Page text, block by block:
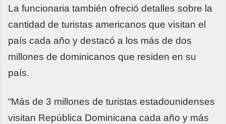
La funcionaria también ofreció detalles sobre la
cantidad de turistas americanos que visitan el
país cada año y destacó a los más de dos
millones de dominicanos que residen en su
país.
“Más de 3 millones de turistas estadounidenses
visitan República Dominicana cada año y más